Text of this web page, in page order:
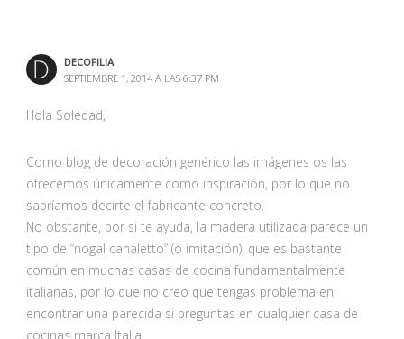
DECOFILIA
SEPTIEMBRE 1, 2014 A LAS 6:37 PM
Hola Soledad,
Como blog de decoración genérico las imágenes os las
ofrecemos únicamente como inspiración, por lo que no
sabríamos decirte el fabricante concreto.
No obstante, por si te ayuda, la madera utilizada parece un
tipo de “nogal canaletto” (o imitación), que es bastante
común en muchas casas de cocina fundamentalmente
italianas, por lo que no creo que tengas problema en
encontrar una parecida si preguntas en cualquier casa de
cocinas marca Italia.